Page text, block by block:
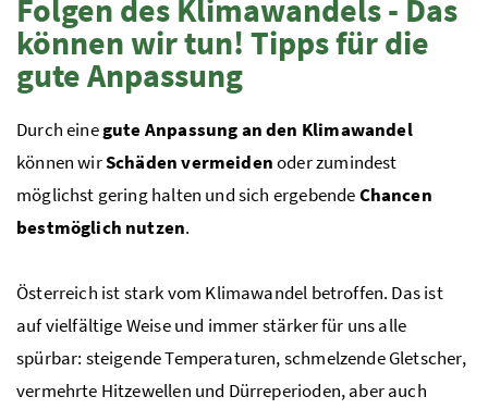
Folgen des Klimawandels - Das
können wir tun! Tipps für die
gute Anpassung
Durch einegute Anpassung an den Klimawandel
können wirSchäden vermeidenoder zumindest
möglichst gering halten und sich ergebendeChancen
bestmöglich nutzen.
Österreich ist stark vom Klimawandel betroffen. Das ist
auf vielfältige Weise und immer stärker für uns alle
spürbar: steigende Temperaturen, schmelzende Gletscher,
vermehrte Hitzewellen und Dürreperioden, aber auch